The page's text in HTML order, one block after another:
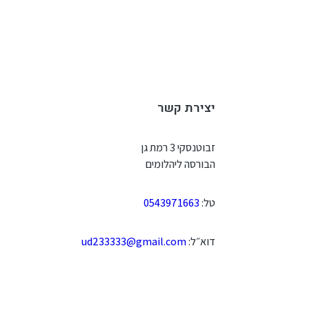
יצירת קשר
זבוטנסקי 3 רמת גן
הבורסה ליהלומים
טל:0543971663
דוא״ל:ud233333@gmail.com